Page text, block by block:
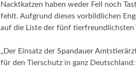
Nacktkatzen haben weder Fell noch
fehlt. Aufgrund dieses vorbildlichen
auf die Liste der fünf tierfreundlichsten
„Der Einsatz der Spandauer
für den Tierschutz in ganz